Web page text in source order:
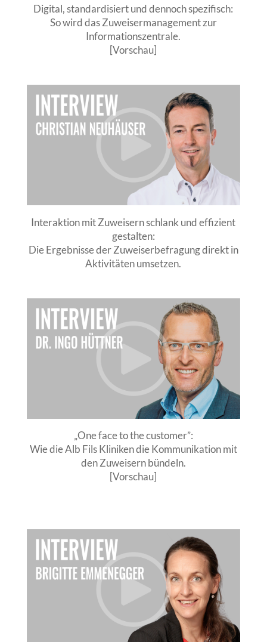
Digital, standardisiert und dennoch spezifisch:
So wird das Zuweisermanagement zur
Informationszentrale.
[Vorschau]
Interaktion mit Zuweisern schlank und effizient
gestalten:
Die Ergebnisse der Zuweiserbefragung direkt in
Aktivitäten umsetzen.
„One face to the customer”:
Wie die Alb Fils Kliniken die Kommunikation mit
den Zuweisern bündeln.
[Vorschau]